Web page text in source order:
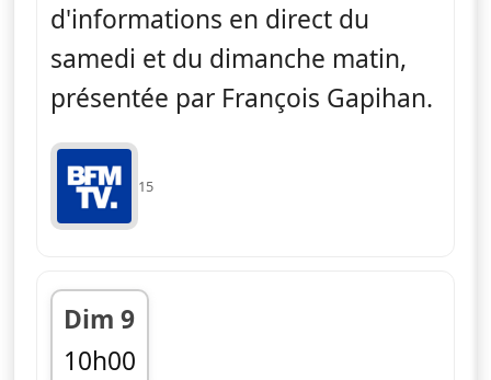
d'informations en direct du
samedi et du dimanche matin,
présentée par François Gapihan.
15
Dim 9
10h00